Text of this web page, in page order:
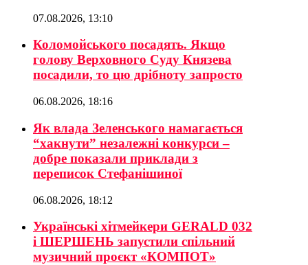
07.08.2026, 13:10
Коломойського посадять. Якщо
голову Верховного Суду Князева
посадили, то цю дрібноту запросто
06.08.2026, 18:16
Як влада Зеленського намагається
“хакнути” незалежні конкурси –
добре показали приклади з
переписок Стефанішиної
06.08.2026, 18:12
Українські хітмейкери GERALD 032
і ШЕРШЕНЬ запустили спільний
музичний проєкт «КОМПОТ»